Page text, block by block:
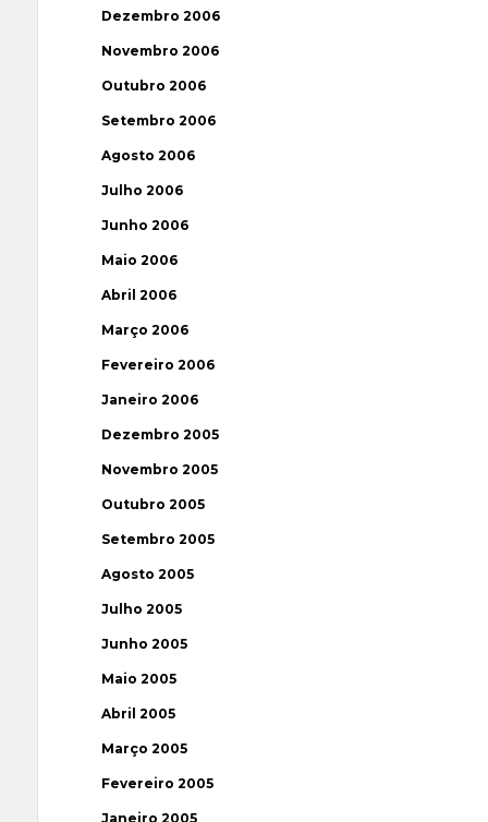
Dezembro 2006
Novembro 2006
Outubro 2006
Setembro 2006
Agosto 2006
Julho 2006
Junho 2006
Maio 2006
Abril 2006
Março 2006
Fevereiro 2006
Janeiro 2006
Dezembro 2005
Novembro 2005
Outubro 2005
Setembro 2005
Agosto 2005
Julho 2005
Junho 2005
Maio 2005
Abril 2005
Março 2005
Fevereiro 2005
Janeiro 2005